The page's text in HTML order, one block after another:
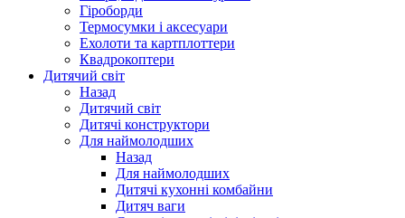
Гіроборди
Термосумки і аксесуари
Ехолоти та картплоттери
Квадрокоптери
Дитячий світ
Назад
Дитячий світ
Дитячі конструктори
Для наймолодших
Назад
Для наймолодших
Дитячі кухонні комбайни
Дитяч ваги